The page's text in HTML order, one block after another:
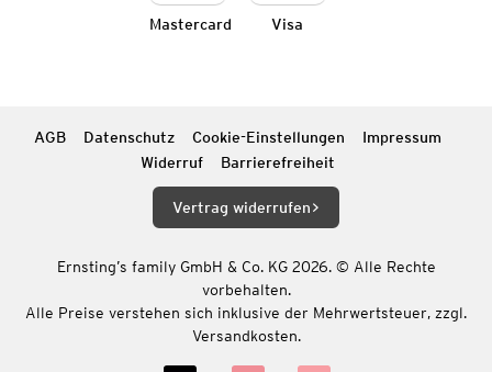
Mastercard Visa
AGB Datenschutz Cookie-Einstellungen
Impressum
Widerruf
Barrierefreiheit
Vertrag widerrufen
Ernsting’s family GmbH & Co. KG 2026. © Alle Rechte
vorbehalten.
Alle Preise verstehen sich inklusive der Mehrwertsteuer, zzgl.
Versandkosten.